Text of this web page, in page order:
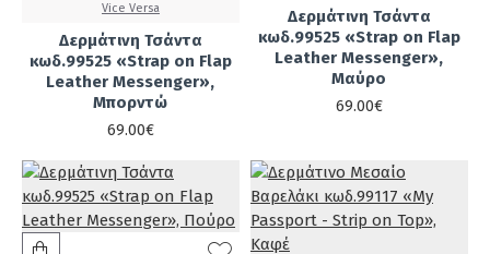
Vice Versa
Δερμάτινη Τσάντα
κωδ.99525 «Strap on Flap
Leather Messenger»,
Μπορντώ
69.00€
Δερμάτινη Τσάντα
κωδ.99525 «Strap on Flap
Leather Messenger»,
Μαύρο
69.00€